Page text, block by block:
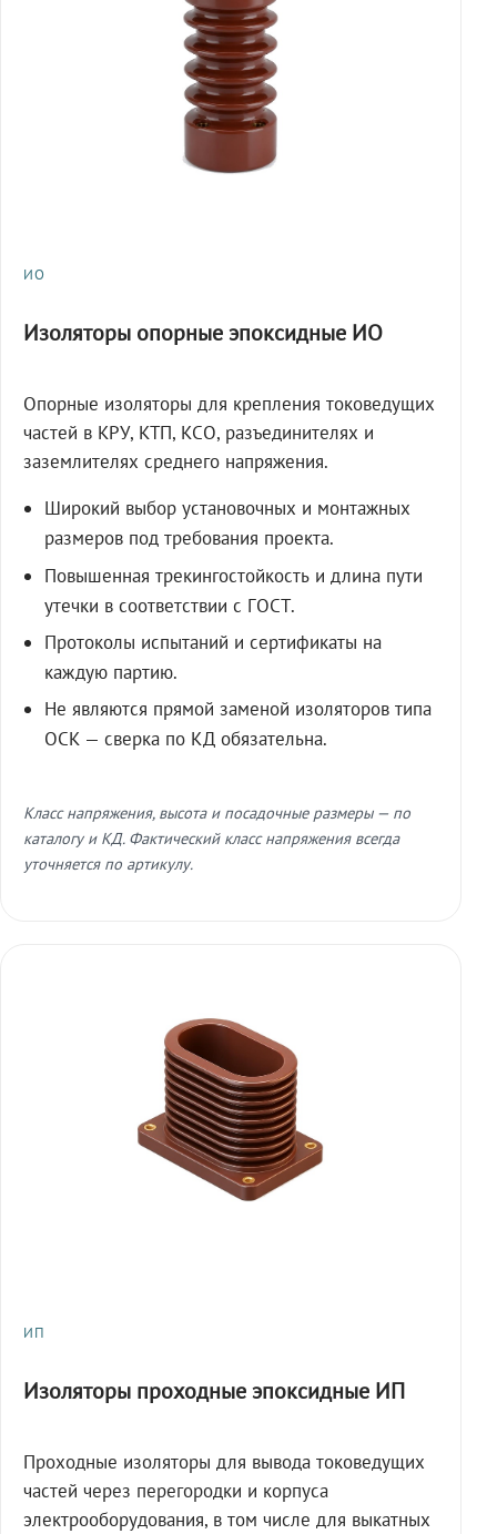
ИО
Изоляторы опорные эпоксидные ИО
Опорные изоляторы для крепления токоведущих
частей в КРУ, КТП, КСО, разъединителях и
заземлителях среднего напряжения.
Широкий выбор установочных и монтажных
размеров под требования проекта.
Повышенная трекингостойкость и длина пути
утечки в соответствии с ГОСТ.
Протоколы испытаний и сертификаты на
каждую партию.
Не являются прямой заменой изоляторов типа
ОСК — сверка по КД обязательна.
Класс напряжения, высота и посадочные размеры — по
каталогу и КД. Фактический класс напряжения всегда
уточняется по артикулу.
ИП
Изоляторы проходные эпоксидные ИП
Проходные изоляторы для вывода токоведущих
частей через перегородки и корпуса
электрооборудования, в том числе для выкатных